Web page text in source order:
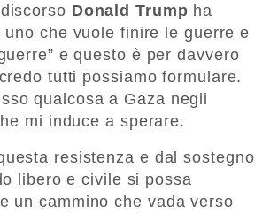
Donald Trump ha
uno che vuole finire le guerre e
e questo è per davvero
tutti possiamo formulare.
qualcosa a Gaza negli
mi induce a sperare.
resistenza e dal sostegno
libero e civile si possa
un cammino che vada verso